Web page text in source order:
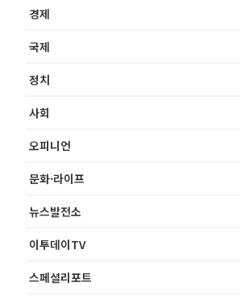
경제
국제
정치
사회
오피니언
문화·라이프
뉴스발전소
이투데이TV
스페셜리포트